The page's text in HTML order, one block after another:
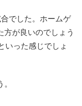
でした。ホームゲ
方が良いのでしょう
いった感じでしょ